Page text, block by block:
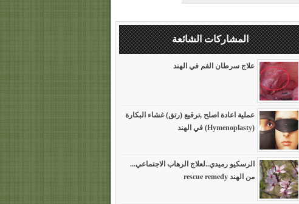
المشاركات الشائعة
علاج سرطان الفم في الهند
عملية اعادة اصلح ,ترقيع (رتق) غشاء البكارة
(Hymenoplasty) في الهند
الرسكيو رميدي..لعلاج الرهاب الاجتماعي...
من الهند rescue remedy